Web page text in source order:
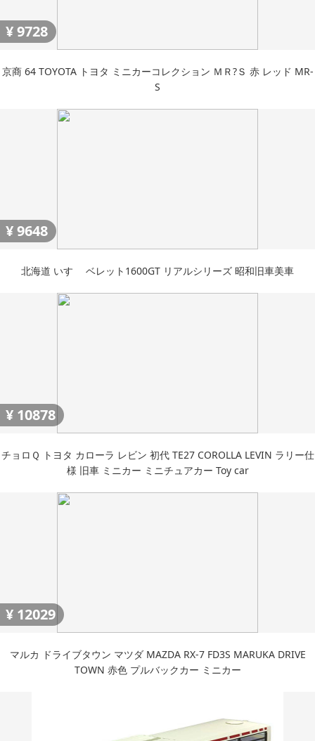
¥9728
京商 64 TOYOTA トヨタ ミニカーコレクション ＭＲ?Ｓ 赤 レッド MR-
S
¥9648
北海道 いすゞ ベレット1600GT リアルシリーズ 昭和旧車美車
¥ 10878
チョロＱ トヨタ カローラ レビン 初代 TE27 COROLLA LEVIN ラリー仕
様 旧車 ミニカー ミニチュアカー Toy car
¥ 12029
マルカ ドライブタウン マツダ MAZDA RX-7 FD3S MARUKA DRIVE
TOWN 赤色 プルバックカー ミニカー